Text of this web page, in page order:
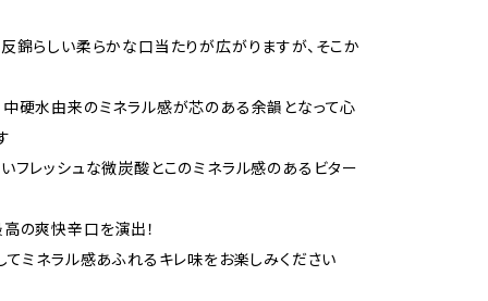
錦らしい柔らかな口当たりが広がりますが、そこか
硬水由来のミネラル感が芯のある余韻となって心
フレッシュな微炭酸とこのミネラル感のあるビター
の爽快辛口を演出！
てミネラル感あふれるキレ味をお楽しみください